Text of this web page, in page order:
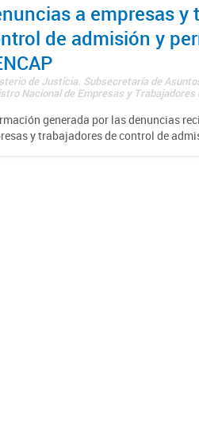
a empresas y
de admisión y
de Justicia. Subsecretaría de
Nacional de Empresas y Trabajadores
generada por las denuncias
y trabajadores de control de